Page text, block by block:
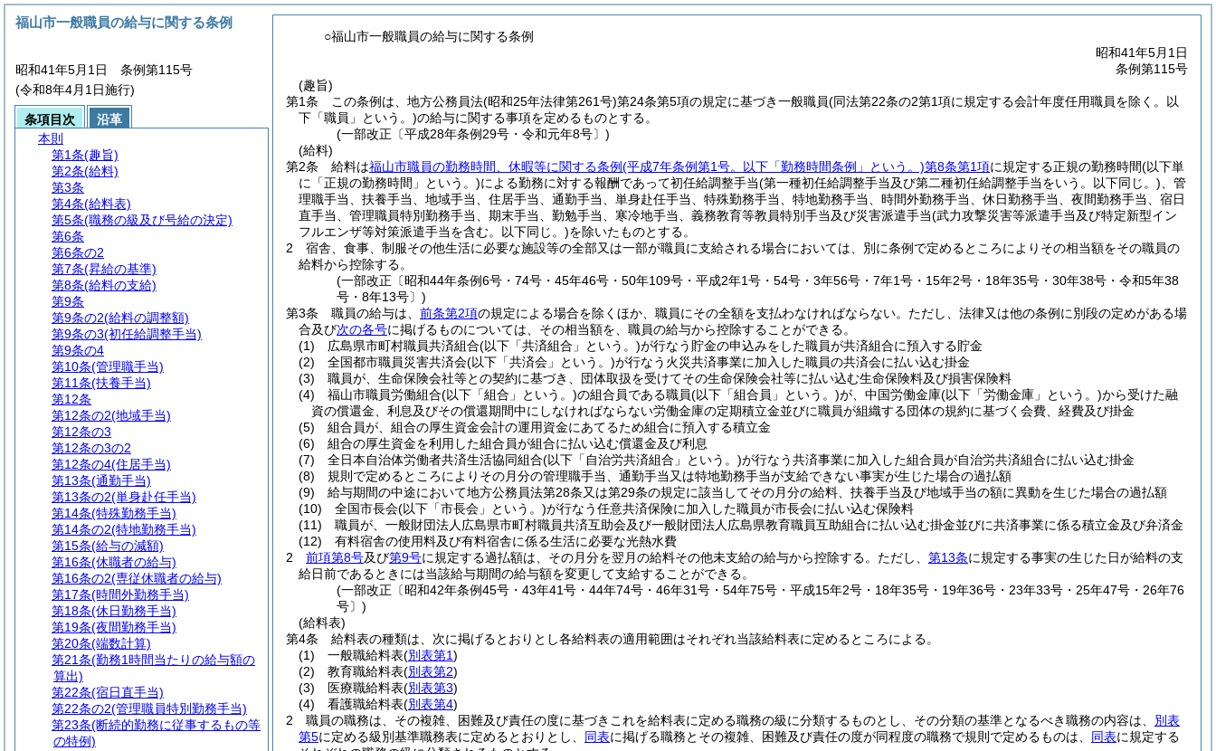
○福山市一般職員の給与に関する条例
昭和41年5月1日
条例第115号
(趣旨)
第1条
この条例は、地方公務員法(昭和25年法律第261号)第24条第5項の規定に基づき一般職員(同法第22条の2第1項に規定する会計年度任用職員を除く。以
下「職員」という。)の給与に関する事項を定めるものとする。
(一部改正〔平成28年条例29号・令和元年8号〕)
(給料)
第2条
給料は福山市職員の勤務時間、休暇等に関する条例(平成7年条例第1号。以下「勤務時間条例」という。)第8条第1項に規定する正規の勤務時間(以下単
に「正規の勤務時間」という。)による勤務に対する報酬であって初任給調整手当(第一種初任給調整手当及び第二種初任給調整手当をいう。以下同じ。) 、管
理職手当、扶養手当、地域手当、住居手当、通勤手当、単身赴任手当、特殊勤務手当、特地勤務手当、時間外勤務手当、休日勤務手当、夜間勤務手当、宿日
直手当、管理職員特別勤務手当、期末手当、勤勉手当、寒冷地手当、義務教育等教員特別手当及び災害派遣手当(武力攻撃災害等派遣手当及び特定新型イン
フルエンザ等対策派遣手当を含む。以下同じ。)を除いたものとする。
2
宿舎、食事、制服その他生活に必要な施設等の全部又は一部が職員に支給される場合においては、別に条例で定めるところによりその相当額をその職員の
給料から控除する。
(一部改正〔昭和44年条例6号・74号・45年46号・50年109号・平成2年1号・54号・3年56号・7年1号・15年2号・18年35号・30年38号・令和5年38
号・8年13号〕)
第3条
職員の給与は、 前条第2項の規定による場合を除くほか、職員にその全額を支払わなければならない。 ただし、法律又は他の条例に別段の定めがある場
合及び次の各号に掲げるものについては、その相当額を、職員の給与から控除することができる。
(1)
広島県市町村職員共済組合(以下「共済組合」という。)が行なう貯金の申込みをした職員が共済組合に預入する貯金
(2)
全国都市職員災害共済会(以下「共済会」という。)が行なう火災共済事業に加入した職員の共済会に払い込む掛金
(3)
職員が、生命保険会社等との契約に基づき、団体取扱を受けてその生命保険会社等に払い込む生命保険料及び損害保険料
(4)
福山市職員労働組合(以下「組合」という。)の組合員である職員(以下「組合員」という。)が、中国労働金庫(以下「労働金庫」という。)から受けた融
資の償還金、利息及びその償還期間中にしなければならない労働金庫の定期積立金並びに職員が組織する団体の規約に基づく会費、経費及び掛金
(5)
組合員が、組合の厚生資金会計の運用資金にあてるため組合に預入する積立金
(6)
組合の厚生資金を利用した組合員が組合に払い込む償還金及び利息
(7)
全日本自治体労働者共済生活協同組合(以下「自治労共済組合」という。)が行なう共済事業に加入した組合員が自治労共済組合に払い込む掛金
(8)
規則で定めるところによりその月分の管理職手当、通勤手当又は特地勤務手当が支給できない事実が生じた場合の過払額
(9)
給与期間の中途において地方公務員法第28条又は第29条の規定に該当してその月分の給料、扶養手当及び地域手当の額に異動を生じた場合の過払額
(10)
全国市長会(以下「市長会」という。)が行なう任意共済保険に加入した職員が市長会に払い込む保険料
(11)
職員が、一般財団法人広島県市町村職員共済互助会及び一般財団法人広島県教育職員互助組合に払い込む掛金並びに共済事業に係る積立金及び弁済金
(12)
有料宿舎の使用料及び有料宿舎に係る生活に必要な光熱水費
2
前項第8号及び第9号に規定する過払額は、その月分を翌月の給料その他未支給の給与から控除する。 ただし、 第13条に規定する事実の生じた日が給料の支
給日前であるときには当該給与期間の給与額を変更して支給することができる。
(一部改正〔昭和42年条例45号・43年41号・44年74号・46年31号・54年75号・平成15年2号・18年35号・19年36号・23年33号・25年47号・26年76
号〕)
(給料表)
第4条
給料表の種類は、次に掲げるとおりとし各給料表の適用範囲はそれぞれ当該給料表に定めるところによる。
(1)
一般職給料表(別表第1)
(2)
教育職給料表(別表第2)
(3)
医療職給料表(別表第3)
(4)
看護職給料表(別表第4)
2
職員の職務は、その複雑、困難及び責任の度に基づきこれを給料表に定める職務の級に分類するものとし、その分類の基準となるべき職務の内容は、 別表
第5に定める級別基準職務表に定めるとおりとし、 同表に掲げる職務とその複雑、困難及び責任の度が同程度の職務で規則で定めるものは、 同表に規定する
福山市一般職員の給与に関する条例
昭和41年5月1日 条例第115号
(令和8年4月1日施行)
条項目次
沿革
本則
第1条(趣旨)
第2条(給料)
第3条
第4条(給料表)
第5条(職務の級及び号給の決定)
第6条
第6条の2
第7条(昇給の基準)
第8条(給料の支給)
第9条
第9条の2(給料の調整額)
第9条の3(初任給調整手当)
第9条の4
第10条(管理職手当)
第11条(扶養手当)
第12条
第12条の2(地域手当)
第12条の3
第12条の3の2
第12条の4(住居手当)
第13条(通勤手当)
第13条の2(単身赴任手当)
第14条(特殊勤務手当)
第14条の2(特地勤務手当)
第15条(給与の減額)
第16条(休職者の給与)
第16条の2(専従休職者の給与)
第17条(時間外勤務手当)
第18条(休日勤務手当)
第19条(夜間勤務手当)
第20条(端数計算)
第21条(勤務1時間当たりの給与額の
算出)
第22条(宿日直手当)
第22条の2(管理職員特別勤務手当)
第23条(断続的勤務に従事するもの等
の特例)